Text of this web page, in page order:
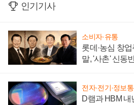
인기기사
소비자·유통
롯데·농심 창
말, '사촌' 신동
전자·전기·정보
D램과 HBM 내